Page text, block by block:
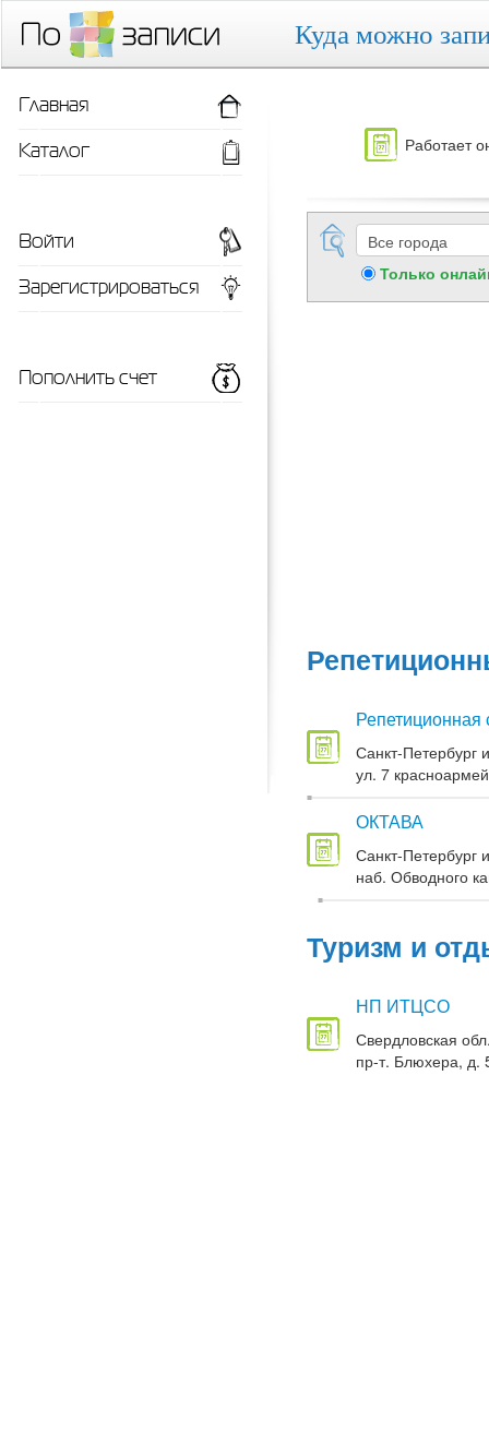
Куда можно
Работает
Только
Репетиционная
Санкт-Петербург
ул. 7
ОКТАВА
Санкт-Петербург
наб. Обводного
Туризм и
НП ИТЦСО
Свердловская
пр-т. Блюхера, д.
Главная
Каталог
Войти
Зарегистрироваться
Пополнить счет